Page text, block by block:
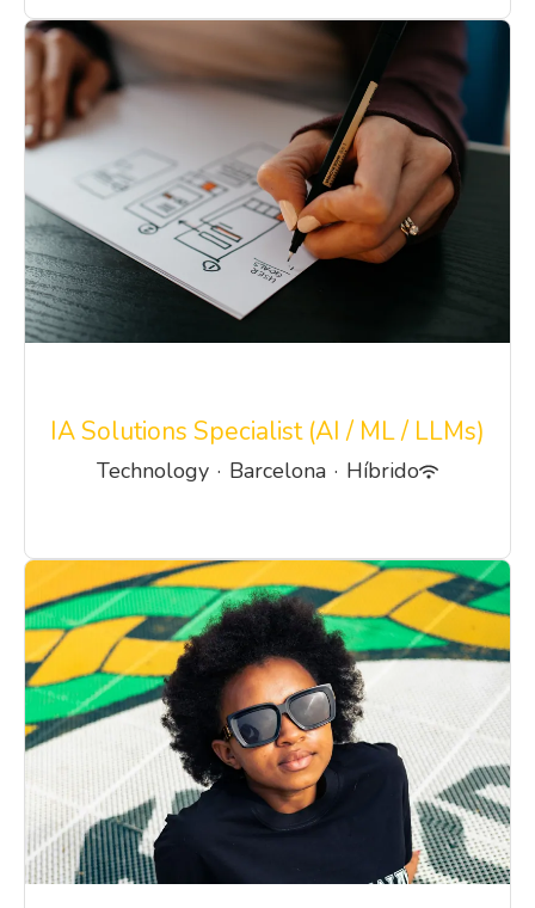
IA Solutions Specialist (AI / ML / LLMs)
Technology · Barcelona · Híbrido